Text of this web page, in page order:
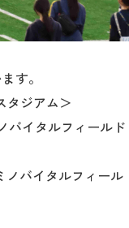
す。
タジアム＞
バイタルフィールド
ノバイタルフィール